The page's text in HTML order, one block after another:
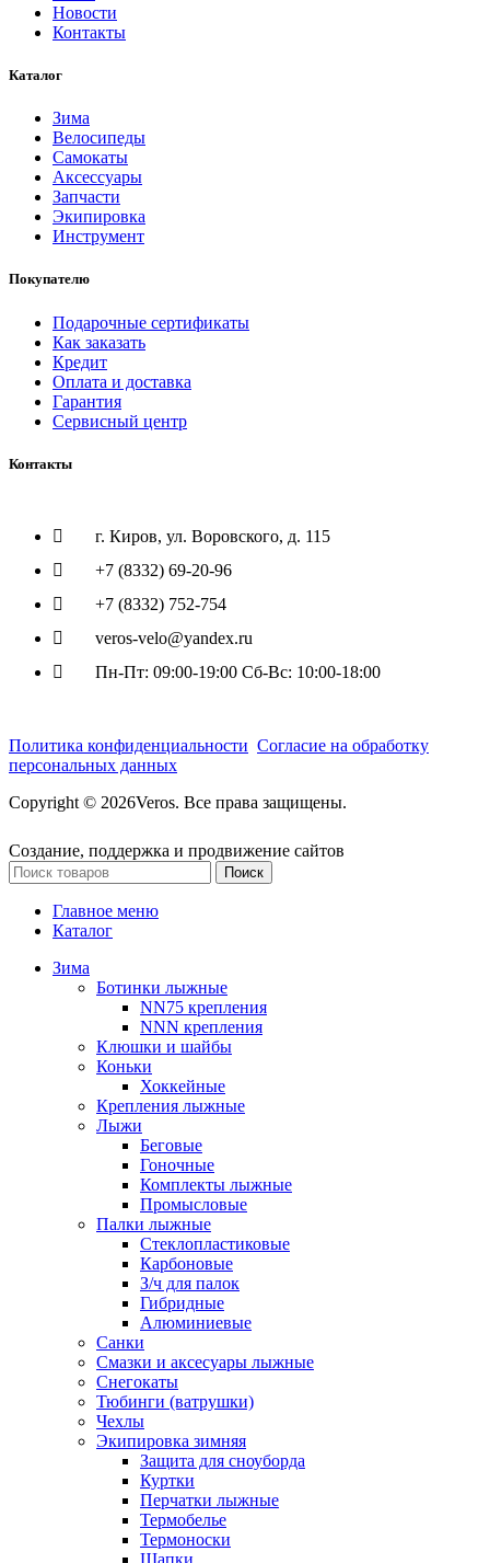
Новости
Контакты
Каталог
Зима
Велосипеды
Самокаты
Аксессуары
Запчасти
Экипировка
Инструмент
Покупателю
Подарочные сертификаты
Как заказать
Кредит
Оплата и доставка
Гарантия
Сервисный центр
Контакты
г. Киров, ул. Воровского, д. 115
+7 (8332) 69-20-96
+7 (8332) 752-754
veros-velo@yandex.ru
Пн-Пт: 09:00-19:00 Сб-Вс: 10:00-18:00
Политика конфиденциальности Согласие на обработку
персональных данных
Copyright © 2026Veros. Все права защищены.
Создание, поддержка и продвижение сайтов
Поиск
Главное меню
Каталог
Зима
Ботинки лыжные
NN75 крепления
NNN крепления
Клюшки и шайбы
Коньки
Хоккейные
Крепления лыжные
Лыжи
Беговые
Гоночные
Комплекты лыжные
Промысловые
Палки лыжные
Стеклопластиковые
Карбоновые
З/ч для палок
Гибридные
Алюминиевые
Санки
Смазки и аксесуары лыжные
Снегокаты
Тюбинги (ватрушки)
Чехлы
Экипировка зимняя
Защита для сноуборда
Куртки
Перчатки лыжные
Термобелье
Термоноски
Шапки